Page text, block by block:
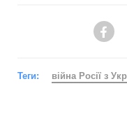
Теги: війна Росії з